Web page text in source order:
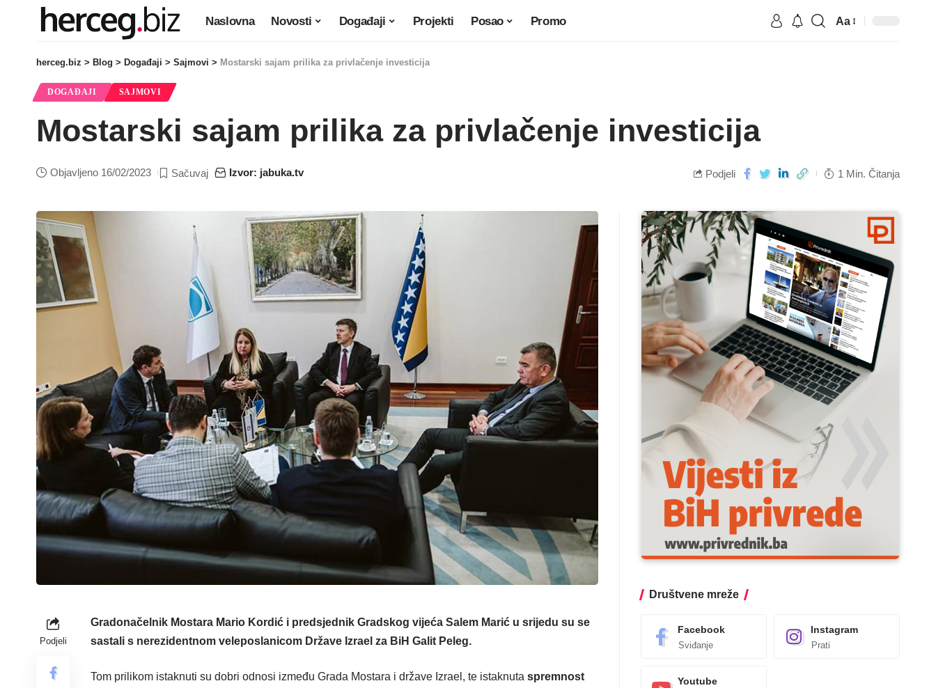
Naslovna Novosti Događaji Projekti Posao Promo Aa
herceg.biz > Blog > Događaji > Sajmovi > Mostarski sajam prilika za privlačenje investicija
DOGAĐAJI SAJMOVI
Mostarski sajam prilika za privlačenje investicija
Objavljeno 16/02/2023 Izvor: jabuka.tv Podjeli 1 Min. Čitanja
Podjeli
Gradonačelnik Mostara Mario Kordić i predsjednik Gradskog vijeća Salem Marić u srijedu su se
sastali s nerezidentnom veleposlanicom Države Izrael za BiH Galit Peleg.
Tom prilikom istaknuti su dobri odnosi između Grada Mostara i države Izrael, te istaknuta spremnost
Društvene mreže
Facebook
Sviđanje
Instagram
Prati
Youtube